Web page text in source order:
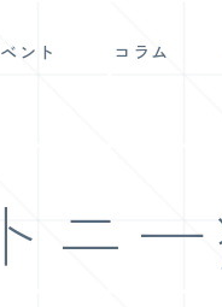
ント コラム
ニ